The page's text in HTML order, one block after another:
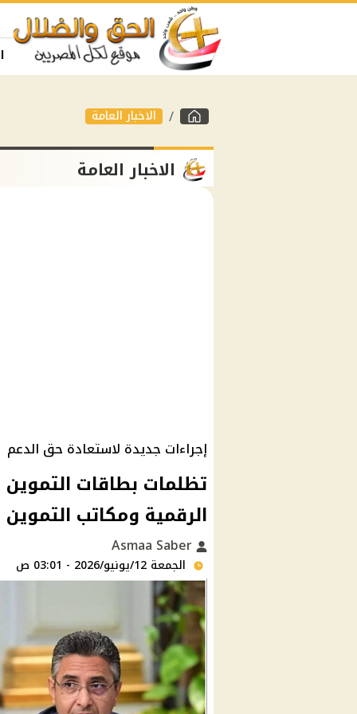
الاخبار العامة
الاخبار العامة
إجراءات جديدة لاستعادة حق الدعم
الرقمية ومكاتب
الجمعة 12/يونيو/2026 - 03:01 ص